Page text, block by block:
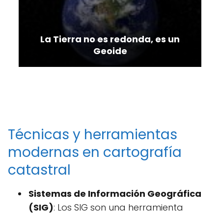
La Tierra no es redonda, es un
Geoide
Técnicas y herramientas
modernas en cartografía
catastral
Sistemas de Información Geográfica
(SIG): Los SIG son una herramienta